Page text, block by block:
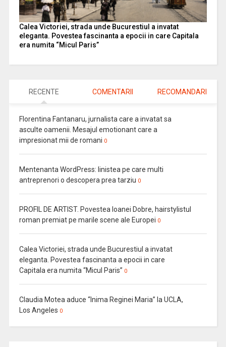
Calea Victoriei, strada unde Bucurestiul a invatat
eleganta. Povestea fascinanta a epocii in care Capitala
era numita “Micul Paris”
RECENTE COMENTARII RECOMANDARI
Florentina Fantanaru, jurnalista care a invatat sa
asculte oamenii. Mesajul emotionant care a
impresionat mii de romani 0
Mentenanta WordPress: linistea pe care multi
antreprenori o descopera prea tarziu 0
PROFIL DE ARTIST. Povestea Ioanei Dobre, hairstylistul
roman premiat pe marile scene ale Europei 0
Calea Victoriei, strada unde Bucurestiul a invatat
eleganta. Povestea fascinanta a epocii in care
Capitala era numita “Micul Paris” 0
Claudia Motea aduce “Inima Reginei Maria” la UCLA,
Los Angeles 0